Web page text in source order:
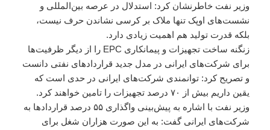
وزیر نفت خاطرنشان کرد: استدلال در عرصه بین‌المللی و
نشست‌های اوپک تنها ملاک بر کرسی نشاندن حرف نیست،
بلکه قدرت تولید هم اهمیت زیادی دارد.
زنگنه ساخت تجهیزات و پیمانکاری EPC را از دیگر ظرفیت‌ها
برای شرکت‌های ایرانی در مدل جدید قراردادهای نفتی دانست
و تصریح کرد: توانمندی شرکت‌های ایرانی در حدی است که
یقین داریم بیش از ۷۰ درصد تجهیزات را تامین خواهند کرد.
وزیر نفت با اشاره به پیش‌بینی واگذاری ۵۵ درصد قراردادها به
شرکت‌های ایرانی گفت: به این صورت هزاران شغل برای